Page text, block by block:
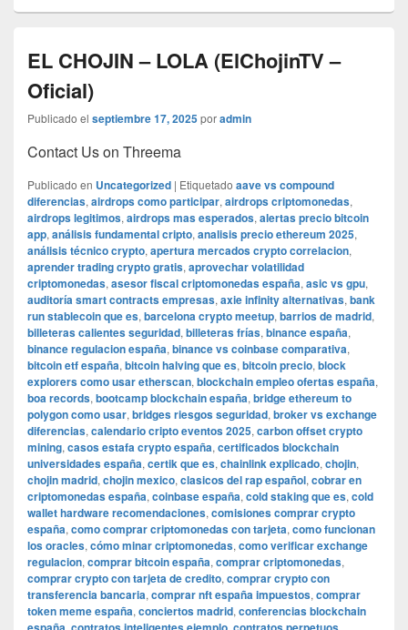
EL CHOJIN – LOLA (ElChojinTV –
Oficial)
Publicado el septiembre 17, 2025poradmin
Contact Us on Threema
Publicado en Uncategorized | Etiquetado aave vs compound
diferencias, airdrops como participar, airdrops criptomonedas,
airdrops legitimos, airdrops mas esperados, alertas precio bitcoin
app, análisis fundamental cripto, analisis precio ethereum 2025,
análisis técnico crypto, apertura mercados crypto correlacion,
aprender trading crypto gratis, aprovechar volatilidad
criptomonedas, asesor fiscal criptomonedas españa, asic vs gpu,
auditoría smart contracts empresas, axie infinity alternativas, bank
run stablecoin que es, barcelona crypto meetup, barrios de madrid,
billeteras calientes seguridad, billeteras frías, binance españa,
binance regulacion españa, binance vs coinbase comparativa,
bitcoin etf españa, bitcoin halving que es, bitcoin precio, block
explorers como usar etherscan, blockchain empleo ofertas españa,
boa records, bootcamp blockchain españa, bridge ethereum to
polygon como usar, bridges riesgos seguridad, broker vs exchange
diferencias, calendario cripto eventos 2025, carbon offset crypto
mining, casos estafa crypto españa, certificados blockchain
universidades españa, certik que es, chainlink explicado, chojin,
chojin madrid, chojin mexico, clasicos del rap español, cobrar en
criptomonedas españa, coinbase españa, cold staking que es, cold
wallet hardware recomendaciones, comisiones comprar crypto
españa, como comprar criptomonedas con tarjeta, como funcionan
los oracles, cómo minar criptomonedas, como verificar exchange
regulacion, comprar bitcoin españa, comprar criptomonedas,
comprar crypto con tarjeta de credito, comprar crypto con
transferencia bancaria, comprar nft españa impuestos, comprar
token meme españa, conciertos madrid, conferencias blockchain